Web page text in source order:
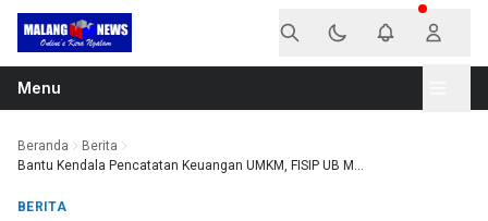
Langsung ke konten
Menu
Beranda
Berita
Bantu Kendala Pencatatan Keuangan UMKM, FISIP UB M...
BERITA